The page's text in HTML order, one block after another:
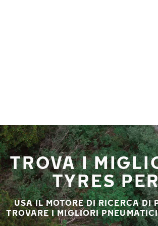
TROVA I
TYRES
USA IL MOTORE DI RICERCA DI
TROVARE I MIGLIORI